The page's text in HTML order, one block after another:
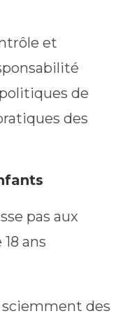
et
de
des
pas aux
ans
sciemment des